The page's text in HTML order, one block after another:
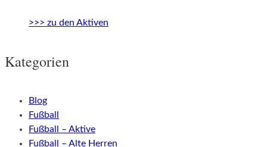
>>> zu den Aktiven
Kategorien
Blog
Fußball
Fußball – Aktive
Fußball – Alte Herren